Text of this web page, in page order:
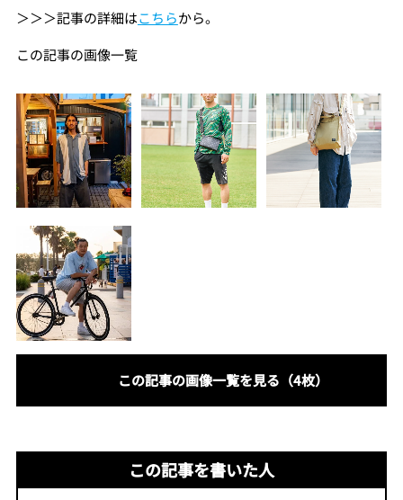
＞＞＞記事の詳細はこちらから。
この記事の画像一覧
この記事の画像一覧を見る（4枚）
この記事を書いた人